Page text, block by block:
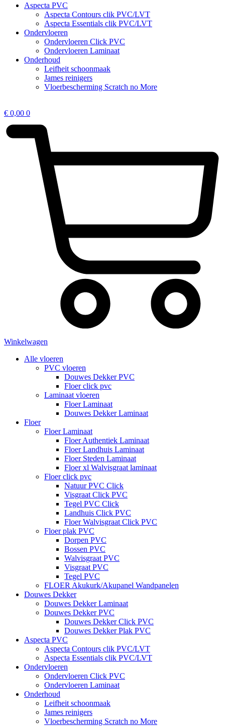
Aspecta PVC
Aspecta Contours clik PVC/LVT
Aspecta Essentials clik PVC/LVT
Ondervloeren
Ondervloeren Click PVC
Ondervloeren Laminaat
Onderhoud
Leifheit schoonmaak
James reinigers
Vloerbescherming Scratch no More
€ 0,00 0
Winkelwagen
Alle vloeren
PVC vloeren
Douwes Dekker PVC
Floer click pvc
Laminaat vloeren
Floer Laminaat
Douwes Dekker Laminaat
Floer
Floer Laminaat
Floer Authentiek Laminaat
Floer Landhuis Laminaat
Floer Steden Laminaat
Floer xl Walvisgraat laminaat
Floer click pvc
Natuur PVC Click
Visgraat Click PVC
Tegel PVC Click
Landhuis Click PVC
Floer Walvisgraat Click PVC
Floer plak PVC
Dorpen PVC
Bossen PVC
Walvisgraat PVC
Visgraat PVC
Tegel PVC
FLOER Akukurk/Akupanel Wandpanelen
Douwes Dekker
Douwes Dekker Laminaat
Douwes Dekker PVC
Douwes Dekker Click PVC
Douwes Dekker Plak PVC
Aspecta PVC
Aspecta Contours clik PVC/LVT
Aspecta Essentials clik PVC/LVT
Ondervloeren
Ondervloeren Click PVC
Ondervloeren Laminaat
Onderhoud
Leifheit schoonmaak
James reinigers
Vloerbescherming Scratch no More